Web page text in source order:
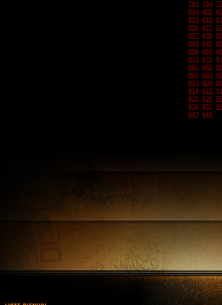
793 794
804 805
815 816
826 827
837 838
848 849
859 860
870 871
881 882
892 893
903 904
914 915
925 926
936 937
947 948